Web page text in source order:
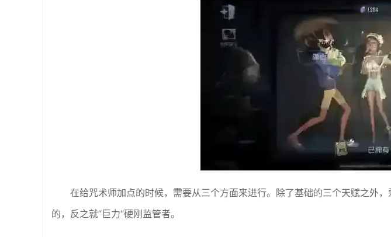
在给咒术师加点的时候，需要从三个方面来进行。除了基础的三个天赋之外
的，反之就”巨力“硬刚监管者。